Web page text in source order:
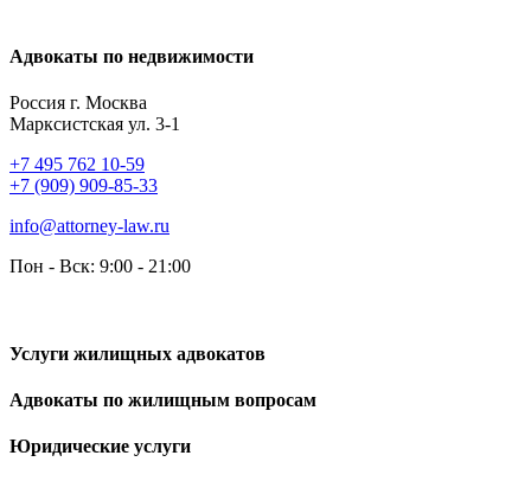
Адвокаты по недвижимости
Россия г. Москва
Марксистская ул. 3-1
+7 495 762 10-59
+7 (909) 909-85-33
info@attorney-law.ru
Пон - Вск: 9:00 - 21:00
Услуги жилищных адвокатов
Адвокаты по жилищным вопросам
Юридические услуги